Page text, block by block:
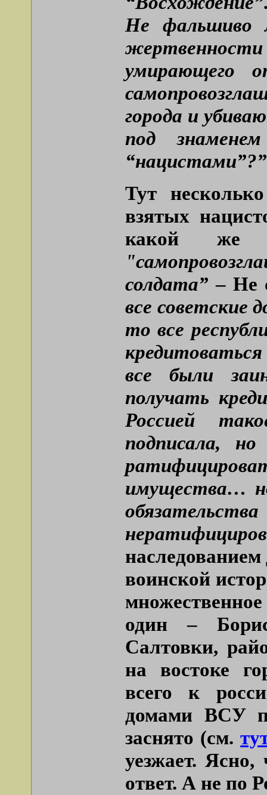
Не фальшиво
умирающего
города и
под
Тут
взятых
какой же
солдата” – Не
все советские
то все
все были
получать
Россией
подписала, но
имущества…
воинской
один –
Салтовки,
на востоке
всего к
домами ВСУ
заснято (см.
уезжает.
ответ. А не по